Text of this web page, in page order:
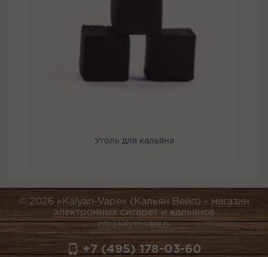
Уголь для кальяна
© 2026 «Kalyan-Vape» (Кальян Вейп) - магазин
электронных сигарет и кальянов
info@kalyan-vape.ru
+7 (495) 178-03-60